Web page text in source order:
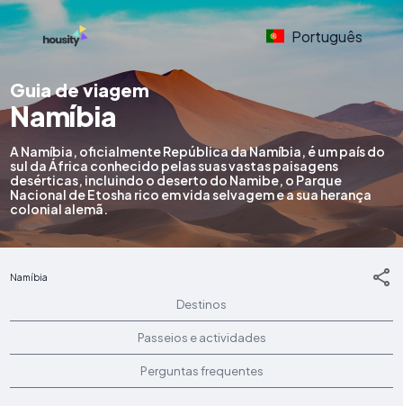
Português
Guia de viagem
Namíbia
A Namíbia, oficialmente República da Namíbia, é um país do
sul da África conhecido pelas suas vastas paisagens
desérticas, incluindo o deserto do Namibe, o Parque
Nacional de Etosha rico em vida selvagem e a sua herança
colonial alemã.
Namíbia
Destinos
Passeios e actividades
Perguntas frequentes